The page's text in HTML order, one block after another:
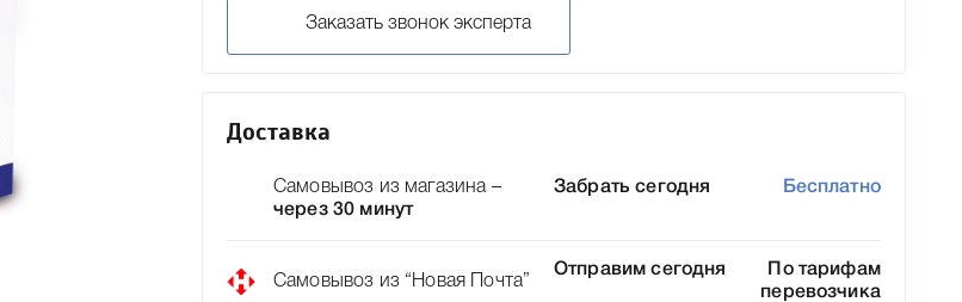
Заказать звонок эксперта
Доставка
Самовывоз из магазина –
через 30 минут
Забрать сегодня Бесплатно
Самовывоз из “Новая Почта”
Отправим сегодня
По тарифам
перевозчика